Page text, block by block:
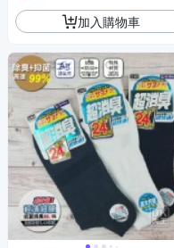
加入購物車